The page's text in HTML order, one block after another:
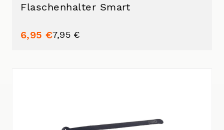
Flaschenhalter Smart
6,95 €7,95 €